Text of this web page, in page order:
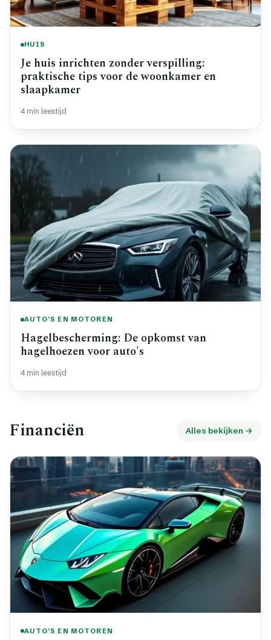
HUIS
Je huis inrichten zonder verspilling:
praktische tips voor de woonkamer en
slaapkamer
4 min leestijd
AUTO'S EN MOTOREN
Hagelbescherming: De opkomst van
hagelhoezen voor auto's
4 min leestijd
Financiën Alles bekijken →
AUTO'S EN MOTOREN